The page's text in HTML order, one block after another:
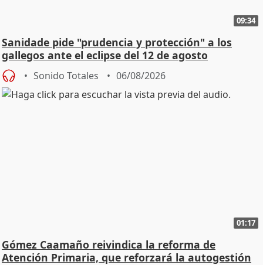
09:34
Sanidade pide "prudencia y protección" a los
gallegos ante el eclipse del 12 de agosto
Sonido Totales 06/08/2026
01:17
Gómez Caamaño reivindica la reforma de
Atención Primaria, que reforzará la autogestión